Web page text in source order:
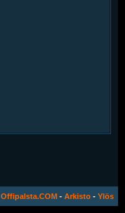
Offipalsta.COM - Arkisto - Ylös